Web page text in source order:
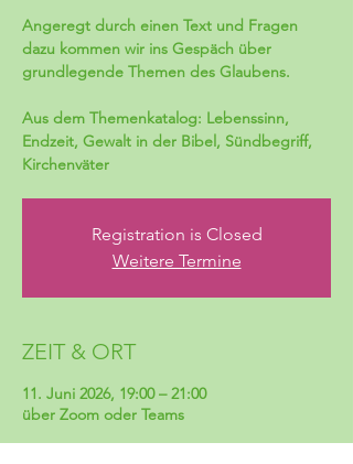
Angeregt durch einen Text und Fragen
dazu kommen wir ins Gespäch über
grundlegende Themen des Glaubens.
Aus dem Themenkatalog: Lebenssinn,
Endzeit, Gewalt in der Bibel, Sündbegriff,
Kirchenväter
Registration is Closed
Weitere Termine
ZEIT & ORT
11. Juni 2026, 19:00 – 21:00
über Zoom oder Teams